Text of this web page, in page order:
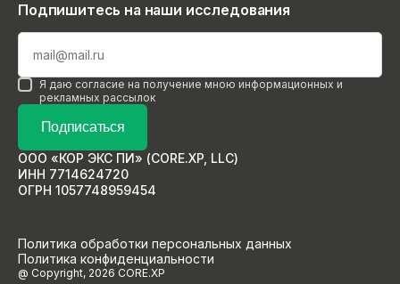
ООО «КОР ЭКС ПИ» (CORE.XP, LLC)
ИНН 7714624720
ОГРН 1057748959454
Политика обработки персональных данных
Политика конфиденциальности
@ Copyright, 2026 CORE.XP
Подпишитесь на наши исследования
Подписаться
Я даю согласие на получение мною информационных и
рекламных рассылок